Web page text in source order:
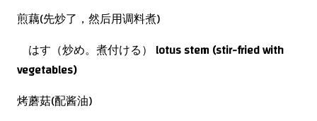
煎藕(先炒了，然后用调料煮)
はす（炒め。煮付ける） lotus stem (stir-fried with
vegetables)
烤蘑菇(配酱油)